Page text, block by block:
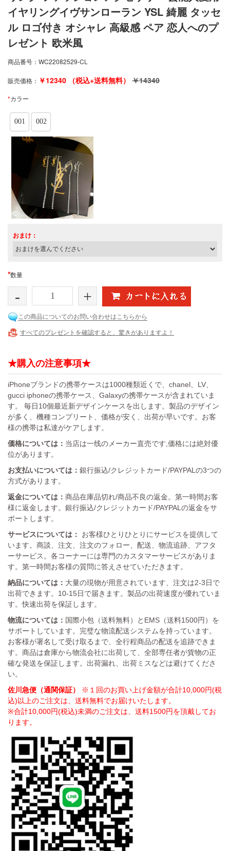
イヤリングイヴサンローラン YSL 綺麗 タッセ
ル ロゴ付き オシャレ 高級感 ペア 恋人へのプ
レゼント 欧米風
商品番号： WC22082529-CL
販売価格： ￥12340 （税込+送料無料） ￥14340
*カラー
001 002
おまけ：
*数量
- +
この商品についてのお問い合わせはこちらから
すべてのプレゼントを確認すると、驚きがありますよ！
★購入の注意事項★
iPhoneブランドの携帯ケースは1000種類近くで、chanel、LV、
gucci iphoneの携帯ケース、Galaxyの携帯ケースが含まれていま
す。 毎日10個最近新デザインケースを出します。製品のデザイン
が多く、機種コンプリート、価格が安く、出荷が早いです。お客
様の携帯は私達がケアします。
価格については： 当店は一线のメーカー直売です,価格には絶対優
位があります。
お支払いについては： 銀行振込/クレジットカード/PAYPALの3つの
方式があります。
返金については： 商品在庫品切れ/商品不良の返金。第一時間お客
様に返金します。銀行振込/クレジットカード/PAYPALの返金をサ
ポートします。
サービスについては：
お客様ひとりひとりにサービスを提供して
います。商談、注文、注文のフォロー、配送、物流追跡、アフタ
ーサービス。各コーナーには専門のカスタマーサービスがありま
す。第一時間お客様の質問に答えさせていただきます。
納品については： 大量の現物が用意されています、注文は2-3日で
出荷できます。10-15日で届きます。製品の出荷速度が優れていま
す。快速出荷を保証します。
物流については： 国際小包（送料無料）とEMS（送料1500円）を
サポートしています。完璧な物流配送システムを持っています。
お客様が署名して受け取るまで、全行程商品の配送を追跡できま
す。商品は倉庫から物流会社に出荷して、全部専任者が貨物の正
確な発送を保証します。出荷漏れ、出荷ミスなどは避けてくださ
い。
佐川急便（通関保証）
※１回のお買い上げ金額が合計10,000円(税
込)以上のご注文は、送料無料でお届けいたします。
※合計10,000円(税込)未満のご注文は、送料1500円を頂戴してお
ります。